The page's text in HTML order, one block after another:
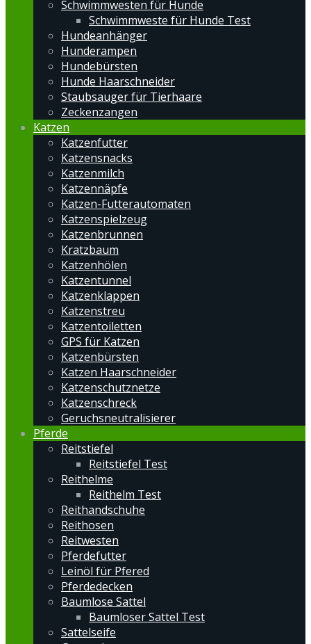
Schwimmwesten für Hunde
Schwimmweste für Hunde Test
Hundeanhänger
Hunderampen
Hundebürsten
Hunde Haarschneider
Staubsauger für Tierhaare
Zeckenzangen
Katzen
Katzenfutter
Katzensnacks
Katzenmilch
Katzennäpfe
Katzen-Futterautomaten
Katzenspielzeug
Katzenbrunnen
Kratzbaum
Katzenhölen
Katzentunnel
Katzenklappen
Katzenstreu
Katzentoiletten
GPS für Katzen
Katzenbürsten
Katzen Haarschneider
Katzenschutznetze
Katzenschreck
Geruchsneutralisierer
Pferde
Reitstiefel
Reitstiefel Test
Reithelme
Reithelm Test
Reithandschuhe
Reithosen
Reitwesten
Pferdefutter
Leinöl für Pfered
Pferdedecken
Baumlose Sattel
Baumloser Sattel Test
Sattelseife